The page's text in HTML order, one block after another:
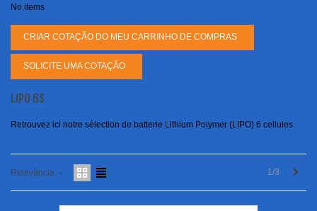
No items
CRIAR COTAÇÃO DO MEU CARRINHO DE COMPRAS
SOLICITE UMA COTAÇÃO
LIPO 6S
Retrouvez ici notre sélection de batterie Lithium Polymer (LIPO) 6 cellules.
Relevância 1/3